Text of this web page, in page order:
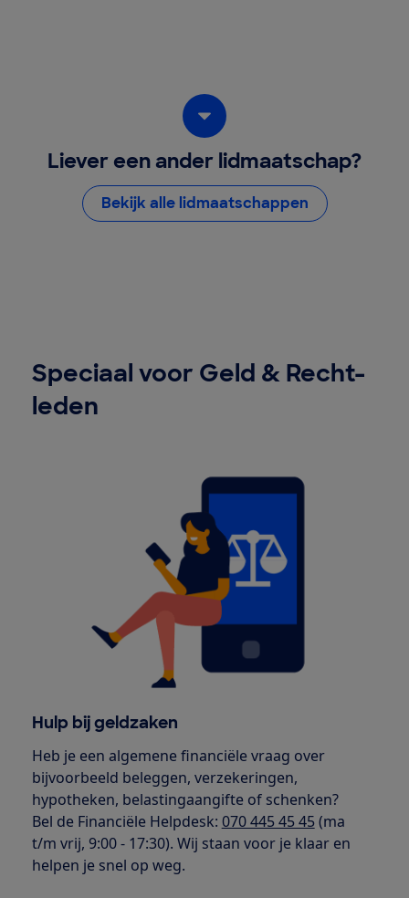
Liever een ander lidmaatschap?
Bekijk alle lidmaatschappen
Speciaal voor Geld & Recht-
leden
Hulp bij geldzaken
Heb je een algemene financiële vraag over
bijvoorbeeld beleggen, verzekeringen,
hypotheken, belastingaangifte of schenken?
Bel de Financiële Helpdesk: 070 445 45 45(ma
t/m vrij, 9:00 - 17:30). Wij staan voor je klaar en
helpen je snel op weg.